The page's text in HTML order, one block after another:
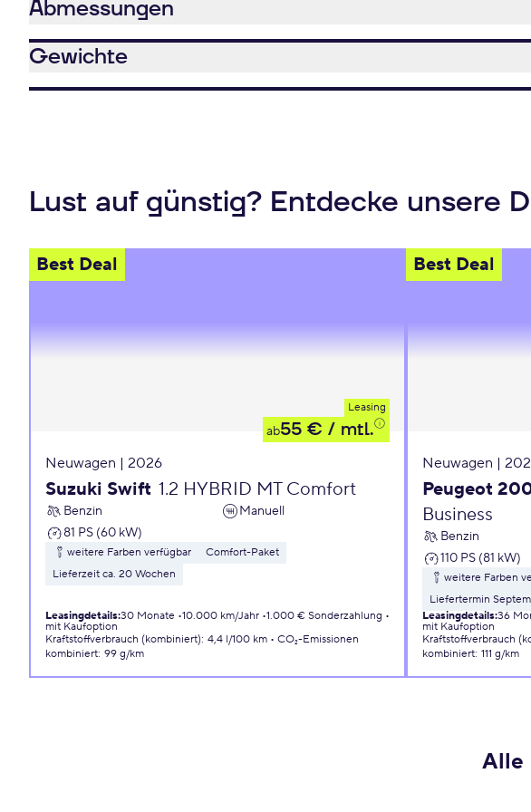
Abmessungen
Gewichte
Lust auf günstig? Entdecke unsere
Best Deal
Leasing
ab55 € / mtl.
Neuwagen | 2026
Suzuki Swift 1.2 HYBRID MT Comfort
Benzin
Manuell
81 PS (60 kW)
weitere Farben verfügbar
Comfort-Paket
Lieferzeit ca. 20 Wochen
Leasingdetails:30 Monate 10.000 km/Jahr 1.000 € Sonderzahlung
mit Kaufoption
Kraftstoffverbrauch (kombiniert): 4,4 l/100 km
CO₂-Emissionen
kombiniert: 99 g/km
Best Deal
Neuwagen |
Peugeot
Business
Benzin
110 PS (81 kW)
weitere Farben
Liefertermin
Leasingdetails:36
mit Kaufoption
Kraftstoffverbrauch
kombiniert: 111 g/km
Alle